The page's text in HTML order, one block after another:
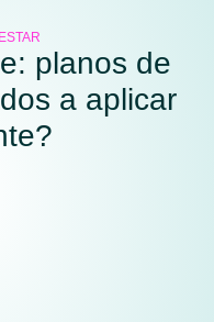
planos de
a aplicar